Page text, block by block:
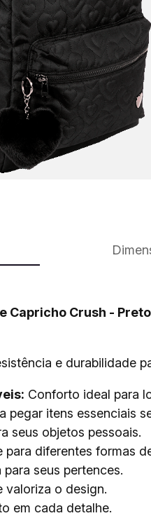
Capricho Crush - Preto
e durabilidade
Conforto ideal para
pegar itens essenciais
seus objetos pessoais.
para diferentes formas
seus pertences.
valoriza o design.
em cada detalhe.